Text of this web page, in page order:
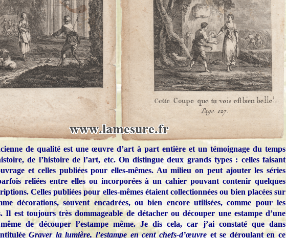
de qualité est une œuvre d’art à part entière et un témoignage du temps
de l’histoire de l’art, etc. On distingue deux grands types : celles faisant
et celles publiées pour elles-mêmes. Au milieu on peut ajouter les séries
reliées entre elles ou incorporées à un cahier pouvant contenir quelques
Celles publiées pour elles-mêmes étaient collectionnées ou bien placées sur
décorations, souvent encadrées, ou bien encore utilisées, comme pour les
Il est toujours très dommageable de détacher ou découper une estampe d’une
de découper l’estampe même. Je dis cela, car j’ai constaté que dans
Graver la lumière, l’estampe en cent chefs-d’œuvreet se déroulant en ce